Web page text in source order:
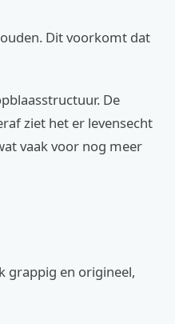
Dit voorkomt dat
De
ziet het er levensecht
vaak voor nog meer
grappig en origineel,